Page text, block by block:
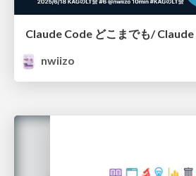
Claude Code どこまでも/
nwiizo